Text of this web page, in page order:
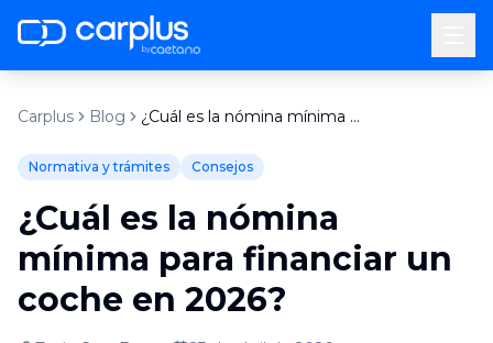
by
Carplus Blog ¿Cuál es la nómina mínima para financiar un coche en 2026?
Normativa y trámites Consejos
¿Cuál es la nómina
mínima para financiar un
coche en 2026?